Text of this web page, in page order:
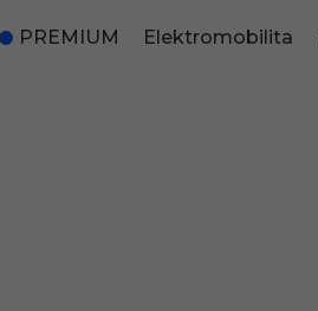
PREMIUM Elektromobilita